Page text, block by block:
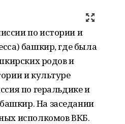
по истории и
башкир, где была
родов и
и культуре
по геральдике и
На заседании
исполкомов ВКБ.